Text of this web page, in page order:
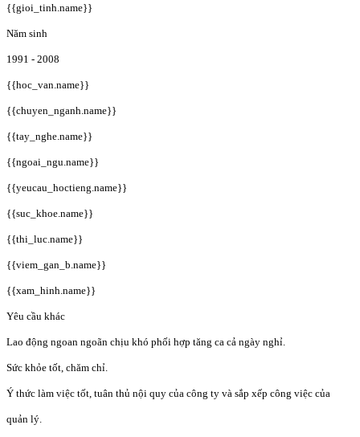
{{gioi_tinh.name}}
Năm sinh
1991 - 2008
{{hoc_van.name}}
{{chuyen_nganh.name}}
{{tay_nghe.name}}
{{ngoai_ngu.name}}
{{yeucau_hoctieng.name}}
{{suc_khoe.name}}
{{thi_luc.name}}
{{viem_gan_b.name}}
{{xam_hinh.name}}
Yêu cầu khác
Lao động ngoan ngoãn chịu khó phối hợp tăng ca cả ngày nghỉ.
Sức khỏe tốt, chăm chỉ.
Ý thức làm việc tốt, tuân thủ nội quy của công ty và sắp xếp công việc của
quản lý.